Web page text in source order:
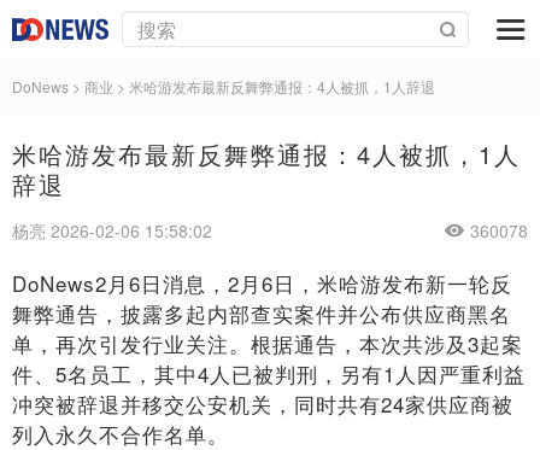
DoNews > 商业 > 米哈游发布最新反舞弊通报：4人被抓，1人辞退
米哈游发布最新反舞弊通报：4人被抓，1人
辞退
杨亮 2026-02-06 15:58:02 360078
DoNews2月6日消息，2月6日，米哈游发布新一轮反
舞弊通告，披露多起内部查实案件并公布供应商黑名
单，再次引发行业关注。根据通告，本次共涉及3起案
件、5名员工，其中4人已被判刑，另有1人因严重利益
冲突被辞退并移交公安机关，同时共有24家供应商被
列入永久不合作名单。